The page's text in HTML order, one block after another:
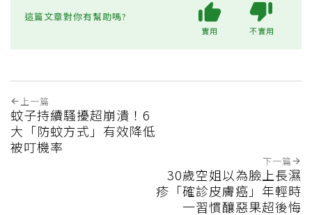
這篇文章對你有幫助嗎?
實用 不實用
上一篇
蚊子持續騷擾超崩潰！6
大「防蚊方式」有效降低
被叮機率
下一篇
30歲空姐以為臉上長濕
疹「確診皮膚癌」年輕時
一習慣釀惡果超後悔